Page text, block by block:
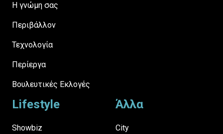
H γνώμη σας
Περιβάλλον
Τεχνολογία
Περίεργα
Βουλευτικές Εκλογές
Lifestyle
Showbiz
Άλλα
City